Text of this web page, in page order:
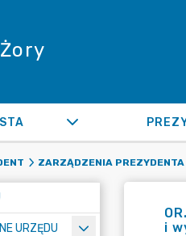
ZARZĄDZENIA
URZĘDU
i